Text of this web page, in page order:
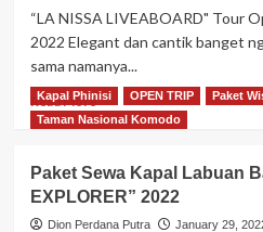
3D2N
Bajo
with
“NK
JAYA
EXPLORER”
“LA NISSA LIVEABOARD" Tour
2022 Elegant dan cantik banget
sama namanya...
Read MoreRead
more
NISSA
LIVEABOARD”
Tour
Kapal Phinisi OPEN TRIP
Paket
Taman Nasional Komodo
Paket Sewa Kapal Labuan
EXPLORER” 2022
Dion Perdana Putra January 29,